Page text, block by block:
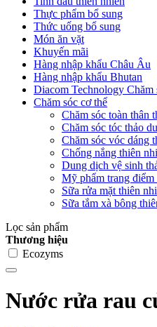
Thực phẩm bổ sung
Thức uống bổ sung
Món ăn vặt
Khuyến mãi
Hàng nhập khẩu Châu Âu
Hàng nhập khẩu Bhutan
Diacom Technology Chăm
Chăm sóc cơ thể
Chăm sóc toàn thân
Chăm sóc tóc thảo
Chăm sóc vóc dáng
Chống nắng thiên
Dung dịch vệ sinh
Mỹ phẩm trang
Sữa rửa mặt thiên
Sữa tắm xà bông
Lọc sản phẩm
Thương hiệu
Ecozyms
Nước rửa rau